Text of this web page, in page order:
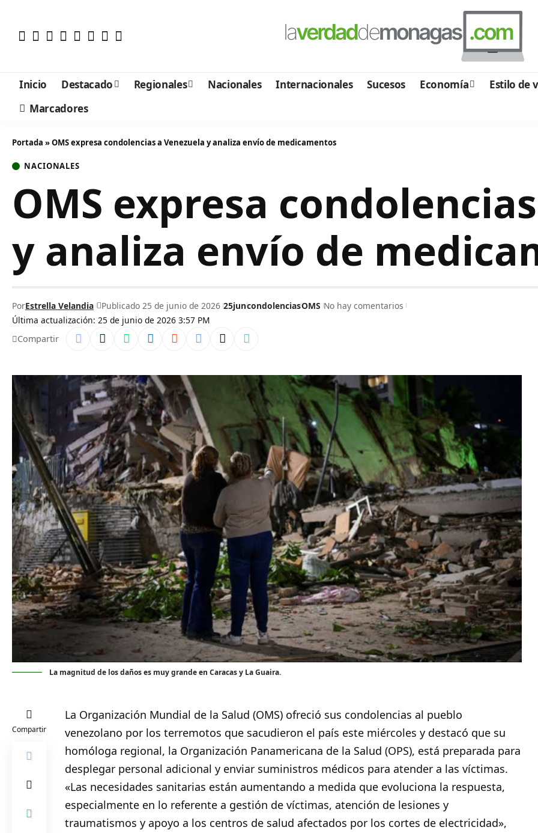
Inicio Destacado Regionales Nacionales Internacionales Sucesos Economía Estilo de
Marcadores
Portada »OMS expresa condolencias a Venezuela y analiza envío de medicamentos
NACIONALES
OMS expresa
y analiza envío de
Última actualización: 25 de junio de 2026 3:57 PM
PorEstrella Velandia Publicado 25 de junio de 2026 25juncondolenciasOMS No hay comentarios
Compartir
La magnitud de los daños es muy grande en Caracas y La Guaira.
Compartir
La Organización Mundial de la Salud (OMS) ofreció sus condolencias al pueblo
venezolano por los terremotos que sacudieron el país este miércoles y destacó que su
homóloga regional, la Organización Panamericana de la Salud (OPS), está preparada para
desplegar personal adicional y enviar suministros médicos para atender a las víctimas.
«Las necesidades sanitarias están aumentando a medida que evoluciona la respuesta,
especialmente en lo referente a gestión de víctimas, atención de lesiones y
traumatismos y apoyo a los centros de salud afectados por los cortes de electricidad»,